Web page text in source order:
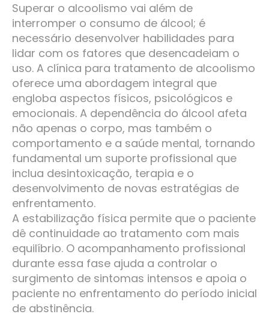
Superar o alcoolismo vai além de
interromper o consumo de álcool; é
necessário desenvolver habilidades para
lidar com os fatores que desencadeiam o
uso. A clínica para tratamento de alcoolismo
oferece uma abordagem integral que
engloba aspectos físicos, psicológicos e
emocionais. A dependência do álcool afeta
não apenas o corpo, mas também o
comportamento e a saúde mental, tornando
fundamental um suporte profissional que
inclua desintoxicação, terapia e o
desenvolvimento de novas estratégias de
enfrentamento.
A estabilização física permite que o paciente
dê continuidade ao tratamento com mais
equilíbrio. O acompanhamento profissional
durante essa fase ajuda a controlar o
surgimento de sintomas intensos e apoia o
paciente no enfrentamento do período inicial
de abstinência.